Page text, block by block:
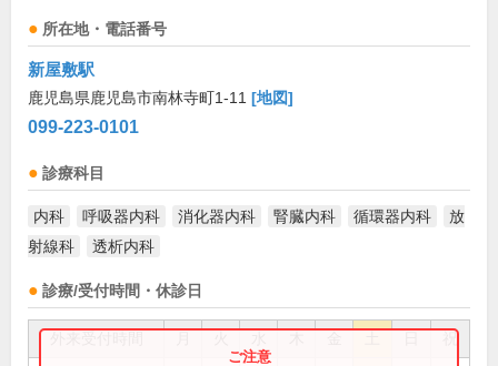
所在地・電話番号
新屋敷駅
鹿児島県鹿児島市南林寺町1-11 [地図]
099-223-0101
診療科目
内科 呼吸器内科 消化器内科 腎臓内科 循環器内科
放
射線科
透析内科
診療/受付時間・休診日
祝